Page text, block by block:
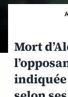
Mort